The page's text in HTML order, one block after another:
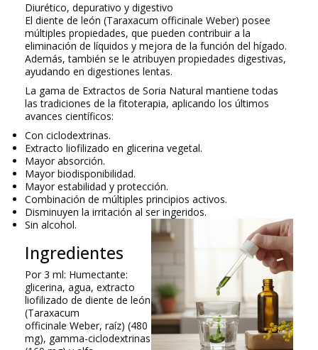
Diurético, depurativo y digestivo
El diente de león (Taraxacum officinale Weber) posee
múltiples propiedades, que pueden contribuir a la
eliminación de líquidos y mejora de la función del hígado.
Además, también se le atribuyen propiedades digestivas,
ayudando en digestiones lentas.
La gama de Extractos de Soria Natural mantiene todas
las tradiciones de la fitoterapia, aplicando los últimos
avances científicos:
Con ciclodextrinas.
Extracto liofilizado en glicerina vegetal.
Mayor absorción.
Mayor biodisponibilidad.
Mayor estabilidad y protección.
Combinación de múltiples principios activos.
Disminuyen la irritación al ser ingeridos.
Sin alcohol.
Ingredientes
Por 3 ml: Humectante:
glicerina, agua, extracto
liofilizado de diente de león
(Taraxacum
officinale Weber, raíz) (480
mg), gamma-ciclodextrinas